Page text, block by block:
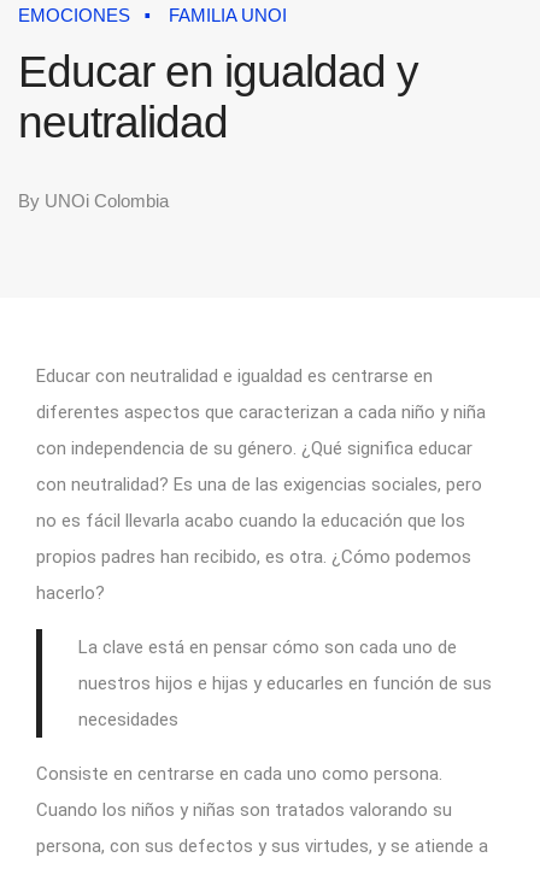
EMOCIONES FAMILIA UNOI
Educar en igualdad y
neutralidad
By UNOi Colombia
Educar con neutralidad e igualdad es centrarse en
diferentes aspectos que caracterizan a cada niño y niña
con independencia de su género. ¿Qué significa educar
con neutralidad? Es una de las exigencias sociales, pero
no es fácil llevarla acabo cuando la educación que los
propios padres han recibido, es otra. ¿Cómo podemos
hacerlo?
La clave está en pensar cómo son cada uno de
nuestros hijos e hijas y educarles en función de sus
necesidades
Consiste en centrarse en cada uno como persona.
Cuando los niños y niñas son tratados valorando su
persona, con sus defectos y sus virtudes, y se atiende a